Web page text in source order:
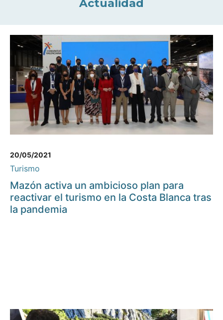
Actualidad
20/05/2021
Turismo
Mazón activa un ambicioso plan para
reactivar el turismo en la Costa Blanca tras
la pandemia